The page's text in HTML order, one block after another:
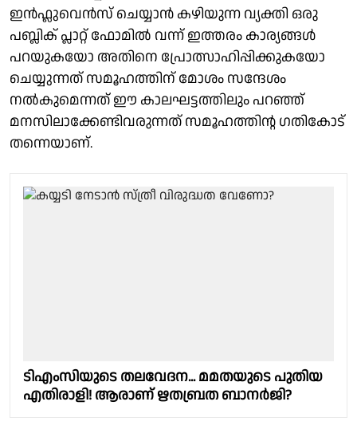
ഇൻഫ്ലുവെൻസ് ചെയ്യാൻ കഴിയുന്ന വ്യക്തി ഒരു
പബ്ലിക് പ്ലാറ്റ് ഫോമിൽ വന്ന് ഇത്തരം കാര്യങ്ങൾ
പറയുകയോ അതിനെ പ്രോത്സാഹിപ്പിക്കുകയോ
ചെയ്യുന്നത് സമൂഹത്തിന് മോശം സന്ദേശം
നൽകുമെന്നത് ഈ കാലഘട്ടത്തിലും പറഞ്ഞ്
മനസിലാക്കേണ്ടിവരുന്നത് സമൂഹത്തിന്റ ​ഗതികോട്
തന്നെയാണ്.
ടിഎംസിയുടെ തലവേദന... മമതയുടെ പുതിയ
എതിരാളി! ആരാണ് ഋതബ്രത ബാനർജി?